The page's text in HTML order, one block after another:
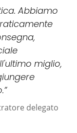
Abbiamo
miglio,
delegato